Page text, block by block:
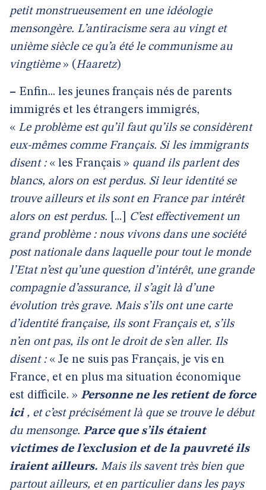
petit monstrueusement en une idéologie
mensongère. L’antiracisme sera au vingt et
unième siècle ce qu’a été le communisme au
vingtième» (Haaretz)
– Enfin... les jeunes français nés de parents
immigrés et les étrangers immigrés,
« Le problème est qu’il faut qu’ils se considèrent
eux-mêmes comme Français. Si les immigrants
disent :« les Français » quand ils parlent des
blancs, alors on est perdus. Si leur identité se
trouve ailleurs et ils sont en France par intérêt
alors on est perdus. [...] C’est effectivement un
grand problème : nous vivons dans une société
post nationale dans laquelle pour tout le monde
l’Etat n’est qu’une question d’intérêt, une grande
compagnie d’assurance, il s’agit là d’une
évolution très grave. Mais s’ils ont une carte
d’identité française, ils sont Français et, s’ils
n’en ont pas, ils ont le droit de s’en aller. Ils
disent :« Je ne suis pas Français, je vis en
France, et en plus ma situation économique
est difficile. » Personne ne les retient de force
ici , et c’est précisément là que se trouve le début
du mensonge. Parce que s’ils étaient
victimes de l’exclusion et de la pauvreté ils
iraient ailleurs. Mais ils savent très bien que
partout ailleurs, et en particulier dans les pays